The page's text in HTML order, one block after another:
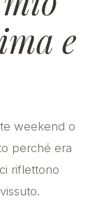
e
weekend o
perché era
riflettono